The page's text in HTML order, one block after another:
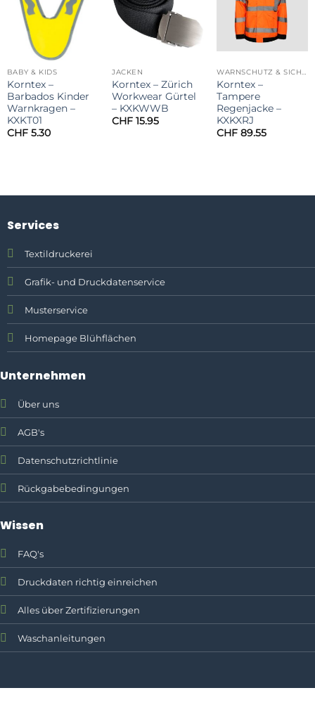
BABY & KIDS
Korntex –
Barbados Kinder
Warnkragen –
KXKT01
CHF5.30
JACKEN
Korntex – Zürich
Workwear Gürtel
– KXKWWB
CHF 15.95
WARNSCHUTZ & SICHERHEIT
Korntex –
Tampere
Regenjacke –
KXKXRJ
CHF 89.55
Services
Textildruckerei
Grafik- und Druckdatenservice
Musterservice
Homepage Blühflächen
Unternehmen
Über uns
AGB's
Datenschutzrichtlinie
Rückgabebedingungen
Wissen
FAQ's
Druckdaten richtig einreichen
Alles über Zertifizierungen
Waschanleitungen